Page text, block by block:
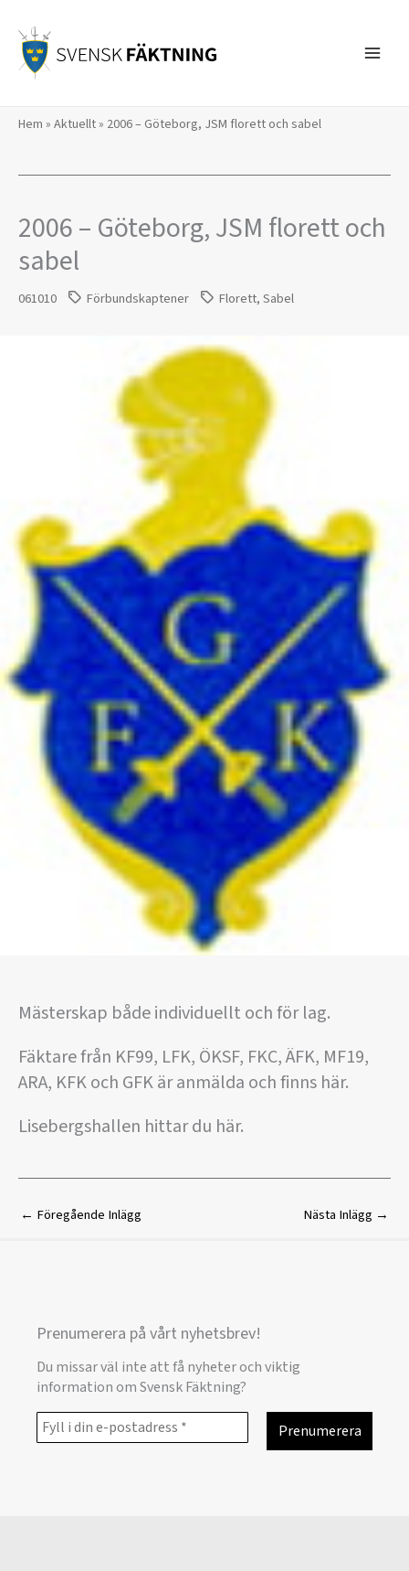
innehåll
Hem » Aktuellt» 2006 – Göteborg, JSM florett och sabel
2006 – Göteborg, JSM florett och
sabel
061010 Förbundskaptener Florett,Sabel
Mästerskap både individuellt och för lag.
Fäktare från KF99, LFK, ÖKSF, FKC, ÄFK, MF19,
ARA, KFK och GFK är anmälda och finns här.
Lisebergshallen hittar du här.
← Föregående Inlägg Nästa Inlägg →
Prenumerera på vårt nyhetsbrev!
Du missar väl inte att få nyheter och viktig
information om Svensk Fäktning?